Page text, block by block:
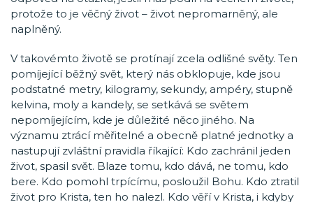
protože to je věčný život – život nepromarněný, ale
naplněný.
V takovémto životě se protínají zcela odlišné světy. Ten
pomíjející běžný svět, který nás obklopuje, kde jsou
podstatné metry, kilogramy, sekundy, ampéry, stupně
kelvina, moly a kandely, se setkává se světem
nepomíjejícím, kde je důležité něco jiného. Na
významu ztrácí měřitelné a obecně platné jednotky a
nastupují zvláštní pravidla říkající: Kdo zachránil jeden
život, spasil svět. Blaze tomu, kdo dává, ne tomu, kdo
bere. Kdo pomohl trpícímu, posloužil Bohu. Kdo ztratil
život pro Krista, ten ho nalezl. Kdo věří v Krista, i kdyby